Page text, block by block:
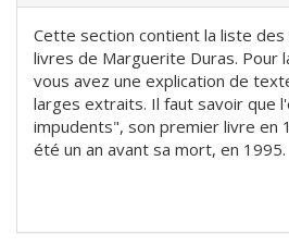
Cette section contient la liste
livres de Marguerite Duras. Pour
vous avez une explication de
larges extraits. Il faut savoir que
impudents", son premier livre en
été un an avant sa mort, en 1995.